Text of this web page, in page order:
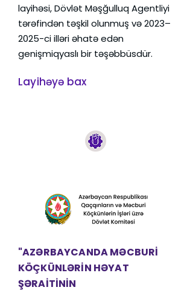
layihəsi, Dövlət Məşğulluq Agentliyi
tərəfindən təşkil olunmuş və 2023–
2025-ci illəri əhatə edən
genişmiqyaslı bir təşəbbüsdür.
Layihəyə bax
"AZƏRBAYCANDA MƏCBURİ
KÖÇKÜNLƏRİN HƏYAT
ŞƏRAİTİNİN